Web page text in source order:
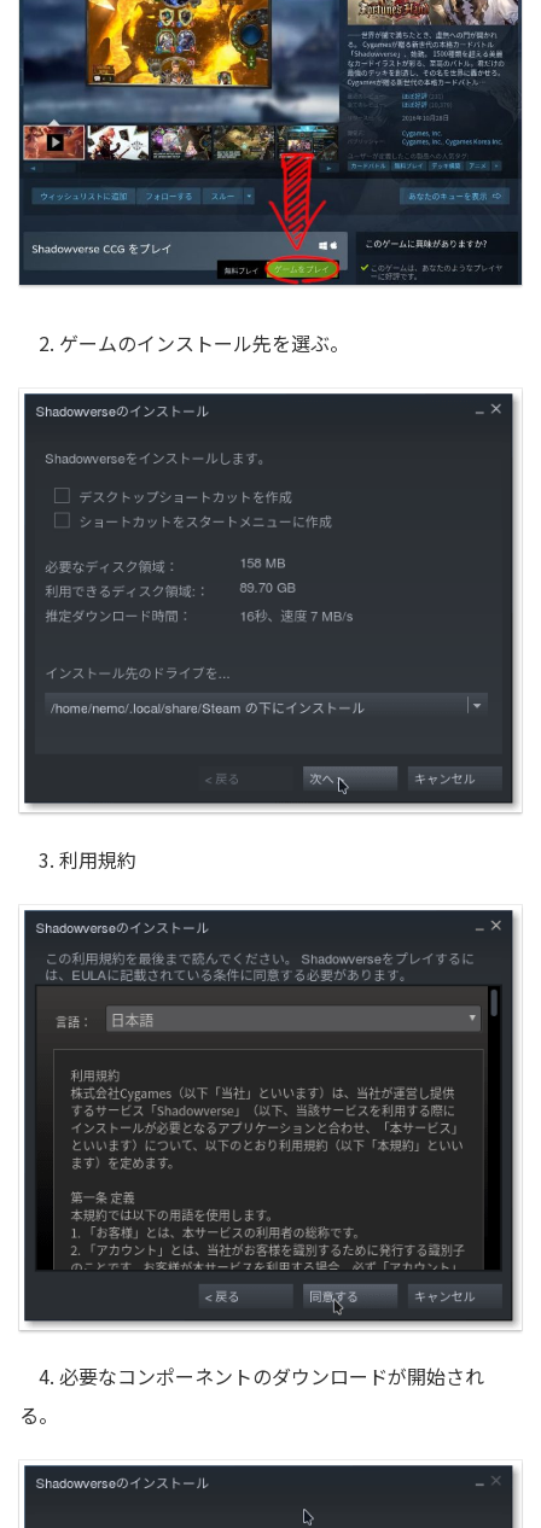
2. ゲームのインストール先を選ぶ。
3. 利用規約
4. 必要なコンポーネントのダウンロードが開始され
る。